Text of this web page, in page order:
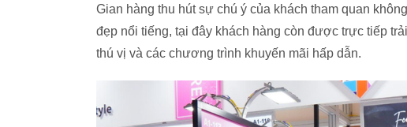
Gian hàng thu hút sự chú ý của khách tham quan
đẹp nổi tiếng, tại đây khách hàng còn được trực tiếp
thú vị và các chương trình khuyến mãi hấp dẫn.